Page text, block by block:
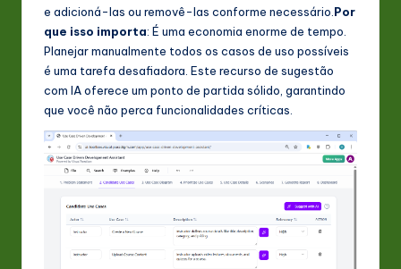
e adicioná-las ou removê-las conforme necessário. Por
que isso importa: É uma economia enorme de tempo.
Planejar manualmente todos os casos de uso possíveis
é uma tarefa desafiadora. Este recurso de sugestão
com IA oferece um ponto de partida sólido, garantindo
que você não perca funcionalidades críticas.